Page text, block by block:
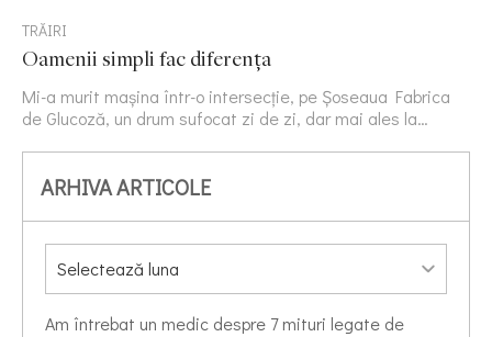
TRĂIRI
Oamenii simpli fac diferența
Mi-a murit mașina într-o intersecție, pe Șoseaua Fabrica
de Glucoză, un drum sufocat zi de zi, dar mai ales la…
ARHIVA ARTICOLE
Am întrebat un medic despre 7 mituri legate de